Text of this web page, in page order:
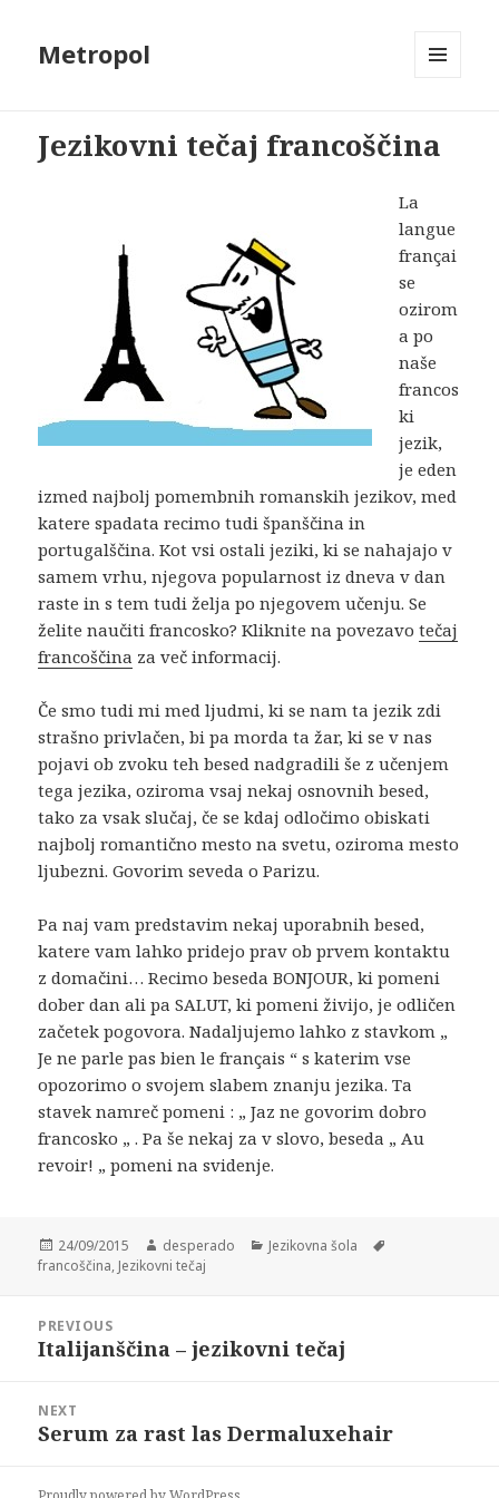
Metropol
Jezikovni tečaj francoščina
La
langue
françai
se
ozirom
a po
naše
francos
ki
jezik,
je eden
izmed najbolj pomembnih romanskih jezikov, med
katere spadata recimo tudi španščina in
portugalščina. Kot vsi ostali jeziki, ki se nahajajo v
samem vrhu, njegova popularnost iz dneva v dan
raste in s tem tudi želja po njegovem učenju. Se
želite naučiti francosko? Kliknite na povezavotečaj
francoščina za več informacij.
Če smo tudi mi med ljudmi, ki se nam ta jezik zdi
strašno privlačen, bi pa morda ta žar, ki se v nas
pojavi ob zvoku teh besed nadgradili še z učenjem
tega jezika, oziroma vsaj nekaj osnovnih besed,
tako za vsak slučaj, če se kdaj odločimo obiskati
najbolj romantično mesto na svetu, oziroma mesto
ljubezni. Govorim seveda o Parizu.
Pa naj vam predstavim nekaj uporabnih besed,
katere vam lahko pridejo prav ob prvem kontaktu
z domačini… Recimo beseda BONJOUR, ki pomeni
dober dan ali pa SALUT, ki pomeni živijo, je odličen
začetek pogovora. Nadaljujemo lahko z stavkom „
Je ne parle pas bien le français “ s katerim vse
opozorimo o svojem slabem znanju jezika. Ta
stavek namreč pomeni : „ Jaz ne govorim dobro
francosko „ . Pa še nekaj za v slovo, beseda „ Au
revoir! „ pomeni na svidenje.
Posted
on
24/09/2015 Author
desperado Categories
Jezikovna šola
francoščina, Jezikovni tečaj
navigation
PREVIOUS
Previous
Italijanščina – jezikovni tečaj
NEXT
Next
Serum za rast las Dermaluxehair